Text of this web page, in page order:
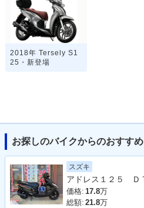
2018年 Tersely S1
25・新登場
お探しのバイクからのおすすめ
スズキ
価格: 17.8万
総額: 21.8万